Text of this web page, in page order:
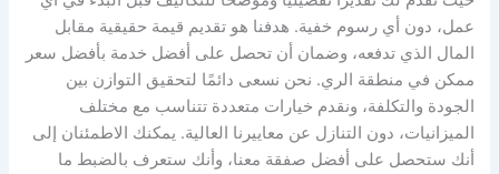
عمل، دون أي رسوم خفية. هدفنا هو تقديم قيمة حقيقية مقابل
المال الذي تدفعه، وضمان أن تحصل على أفضل خدمة بأفضل سعر
ممكن في منطقة الري. نحن نسعى دائمًا لتحقيق التوازن بين
الجودة والتكلفة، ونقدم خيارات متعددة تتناسب مع مختلف
الميزانيات، دون التنازل عن معاييرنا العالية. يمكنك الاطمئنان إلى
أنك ستحصل على أفضل صفقة معنا، وأنك ستعرف بالضبط ما